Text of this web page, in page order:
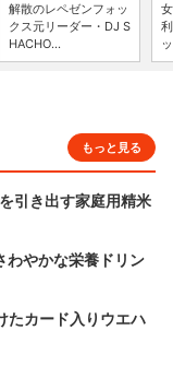
解散のレペゼンフォッ
クス元リーダー・DJ S
HACHO...
もっと見る
引き出す家庭用精米
やかな栄養ドリン
たカード入りウエハ